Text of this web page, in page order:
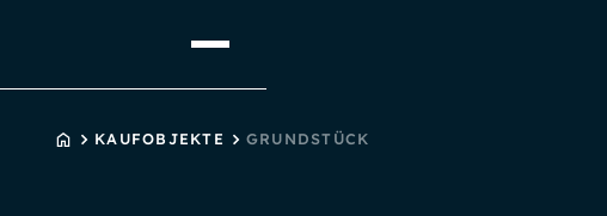
STARTSEITE
KAUFOBJEKTE GRUNDSTÜCK